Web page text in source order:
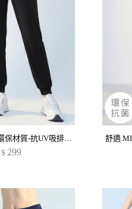
舒適.MIT永續環保材質-抗UV吸排抗菌束口長褲
$ 299